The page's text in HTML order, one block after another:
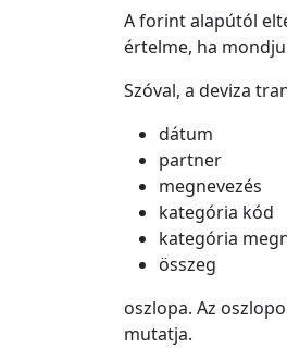
A forint alapútól
értelme, ha
Szóval, a deviza
dátum
partner
megnevezés
kategória kód
kategória
összeg
oszlopa. Az
mutatja.